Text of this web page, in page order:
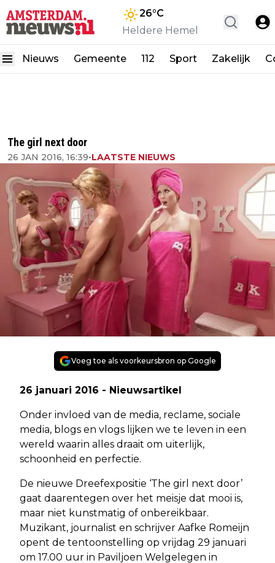
26°C
Heldere Hemel
Nieuws Gemeente 112 Sport Zakelijk
The girl next door
26 JAN 2016, 16:39•LAATSTE NIEUWS
Voeg toe als voorkeursbron op Google
26 januari 2016 - Nieuwsartikel
Onder invloed van de media, reclame, sociale
media, blogs en vlogs lijken we te leven in een
wereld waarin alles draait om uiterlijk,
schoonheid en perfectie.
De nieuwe Dreefexpositie ‘The girl next door’
gaat daarentegen over het meisje dat mooi is,
maar niet kunstmatig of onbereikbaar.
Muzikant, journalist en schrijver Aafke Romeijn
opent de tentoonstelling op vrijdag 29 januari
om 17.00 uur in Paviljoen Welgelegen in